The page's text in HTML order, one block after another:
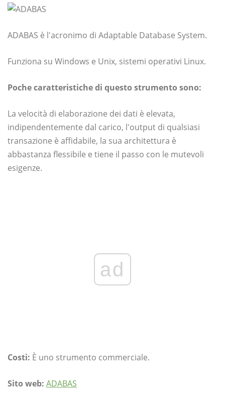
ADABAS è l'acronimo di Adaptable Database System.
Funziona su Windows e Unix, sistemi operativi Linux.
Poche caratteristiche di questo strumento sono:
La velocità di elaborazione dei dati è elevata,
indipendentemente dal carico, l'output di qualsiasi
transazione è affidabile, la sua architettura è
abbastanza flessibile e tiene il passo con le mutevoli
esigenze.
ad
Costi: È uno strumento commerciale.
Sito web: ADABAS